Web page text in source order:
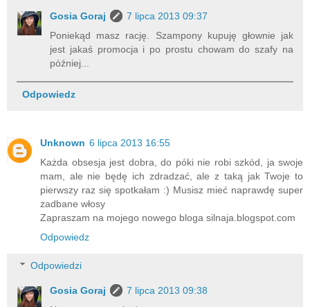
Gosia Goraj
7 lipca 2013 09:37
Poniekąd masz rację. Szampony kupuję głownie jak
jest jakaś promocja i po prostu chowam do szafy na
później...
Odpowiedz
Unknown 6 lipca 2013 16:55
Każda obsesja jest dobra, do póki nie robi szkód, ja swoje
mam, ale nie będę ich zdradzać, ale z taką jak Twoje to
pierwszy raz się spotkałam :) Musisz mieć naprawdę super
zadbane włosy
Zapraszam na mojego nowego bloga silnaja.blogspot.com
Odpowiedz
Odpowiedzi
Gosia Goraj
7 lipca 2013 09:38